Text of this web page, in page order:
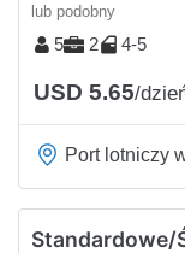
lub podobny
5 2 4-5
USD 5.65/
Port lotniczy
Standardowe/